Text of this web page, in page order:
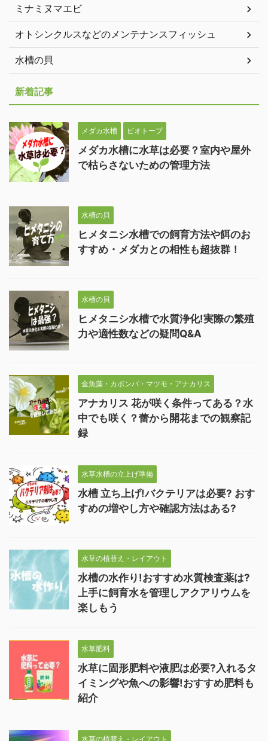
ミナミヌマエビ
オトシンクルスなどのメンテナンスフィッシュ
水槽の貝
新着記事
メダカ水槽 ビオトープ
メダカ水槽に水草は必要？室内や屋外
で枯らさないための管理方法
水槽の貝
ヒメタニシ水槽での飼育方法や餌のお
すすめ・メダカとの相性も超抜群！
水槽の貝
ヒメタニシ水槽で水質浄化!実際の繁殖
力や適性数などの疑問Q&A
金魚藻・カボンバ・マツモ・アナカリス
アナカリス 花が咲く条件ってある？水
中でも咲く？蕾から開花までの観察記
録
水草水槽の立上げ準備
水槽 立ち上げ!バクテリアは必要? おす
すめの増やし方や確認方法はある?
水草の植替え・レイアウト
水槽の水作り!おすすめ水質検査薬は?
上手に飼育水を管理しアクアリウムを
楽しもう
水草肥料
水草に固形肥料や液肥は必要?入れるタ
イミングや魚への影響!おすすめ肥料も
紹介
水草の植替え・レイアウト